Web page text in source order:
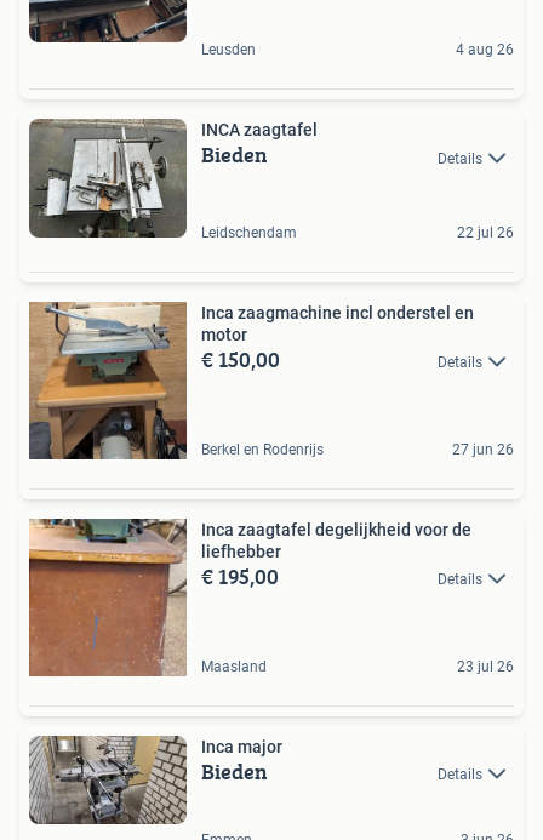
Leusden 4 aug 26
INCA zaagtafel
Bieden Details
Leidschendam 22 jul 26
Inca zaagmachine incl onderstel en
motor
€ 150,00 Details
Berkel en Rodenrijs 27 jun 26
Inca zaagtafel degelijkheid voor de
liefhebber
€ 195,00 Details
Maasland 23 jul 26
Inca major
Bieden Details